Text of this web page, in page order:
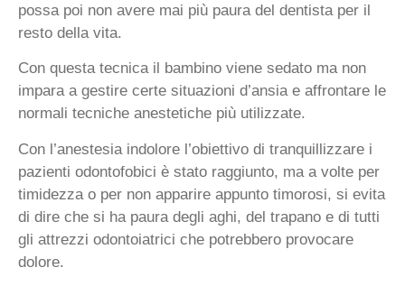
possa poi non avere mai più paura del dentista per il
resto della vita.
Con questa tecnica il bambino viene sedato ma non
impara a gestire certe situazioni d’ansia e affrontare le
normali tecniche anestetiche più utilizzate.
Con l’anestesia indolore l’obiettivo di tranquillizzare i
pazienti odontofobici è stato raggiunto, ma a volte per
timidezza o per non apparire appunto timorosi, si evita
di dire che si ha paura degli aghi, del trapano e di tutti
gli attrezzi odontoiatrici che potrebbero provocare
dolore.